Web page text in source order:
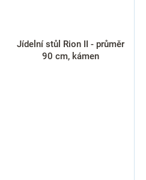
Jídelní stůl Rion II - průměr
90 cm, kámen